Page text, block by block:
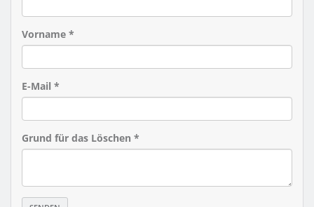
Vorname *
E-Mail *
Grund für das Löschen *